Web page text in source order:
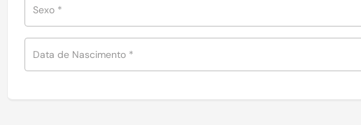
Sexo *
Data de Nascimento *